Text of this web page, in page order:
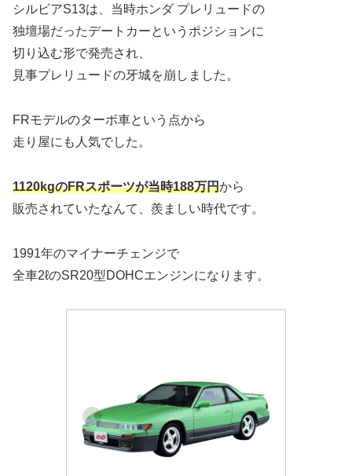
シルビアS13は、当時ホンダ プレリュードの
独壇場だったデートカーというポジションに
切り込む形で発売され、
見事プレリュードの牙城を崩しました。
FRモデルのターボ車という点から
走り屋にも人気でした。
1120kgのFRスポーツが当時188万円から
販売されていたなんて、羨ましい時代です。
1991年のマイナーチェンジで
全車2ℓのSR20型DOHCエンジンになります。